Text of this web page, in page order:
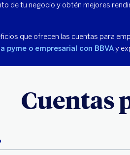
de tu negocio y obtén mejores
que ofrecen las cuentas para
pyme o empresarial con BBVAy
Cuentas